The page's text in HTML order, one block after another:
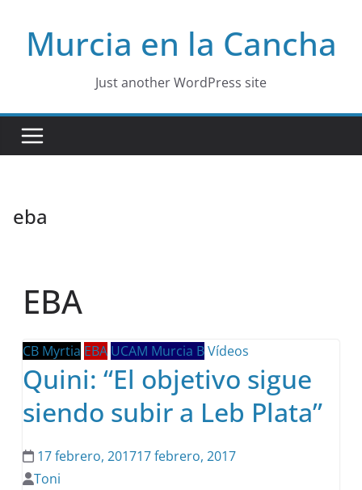
contentMurcia en la Cancha
Just another WordPress site
eba
EBA
CB Myrtia EBA UCAM Murcia B Vídeos
Quini: “El objetivo sigue
siendo subir a Leb Plata”
17 febrero, 201717 febrero, 2017
Toni